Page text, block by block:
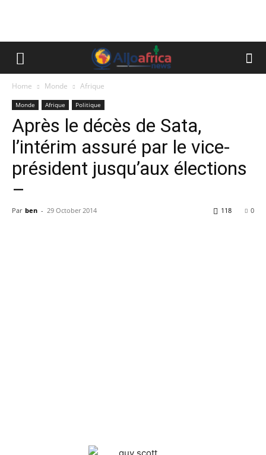
Home Monde Afrique
Monde Afrique Politique
Après le décès de Sata,
l’intérim assuré par le vice-
président jusqu’aux élections
–
Par ben - 29 October 2014 0
118